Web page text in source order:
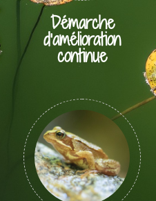
Démarche
d’amélioration
continue